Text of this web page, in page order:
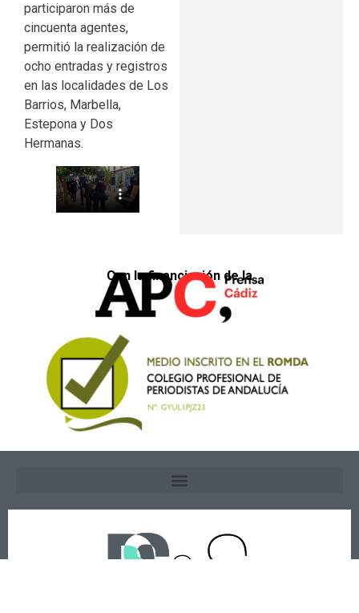
participaron más de
cincuenta agentes,
permitió la realización de
ocho entradas y registros
en las localidades de Los
Barrios, Marbella,
Estepona y Dos
Hermanas.
Con la financiación de la